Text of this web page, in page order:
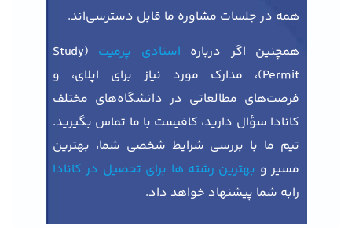
همه در جلسات مشاوره ما قابل دسترسی‌اند.
همچنین اگر درباره استادی پرمیت
(Study
Permit)، مدارک مورد نیاز برای اپلای، و
فرصت‌های مطالعاتی در دانشگاه‌های مختلف
کانادا سؤال دارید، کافیست با ما تماس بگیرید.
تیم ما با بررسی شرایط شخصی شما، بهترین
مسیر و بهترین رشته ها برای تحصیل در کانادا
رابه شما پیشنهاد خواهد داد.